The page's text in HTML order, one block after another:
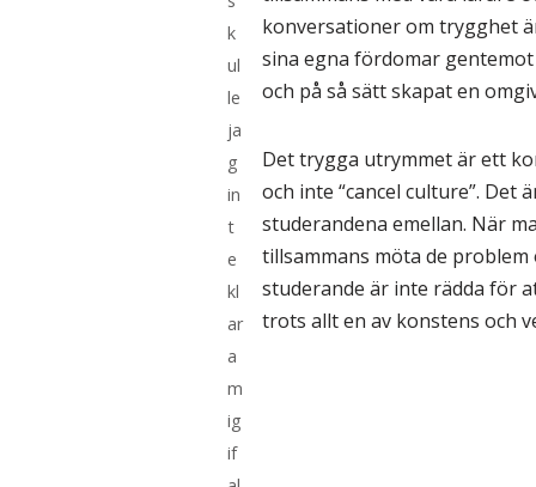
k
ul
le
ja
g
in
t
e
kl
ar
a
m
ig
if
konversationer om trygghet
sina egna fördomar
och på så sätt skapat en
Det trygga utrymmet är ett
och inte “cancel culture”.
studerandena emellan. När
tillsammans möta de
studerande är inte rädda för
trots allt en av konstens och